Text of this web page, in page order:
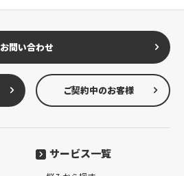
お問い合わせ
ご契約中のお客様
サービス一覧